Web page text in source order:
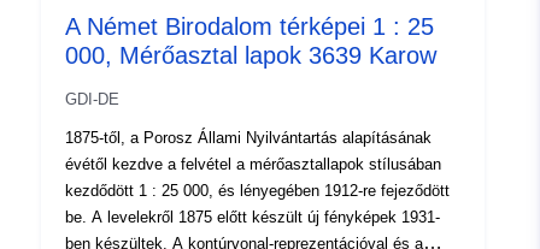
legnagyobb léptékű topográfiai térképmunkát képezték,
és így a későbbi léptékek alapját képezték. A
egyszínű, ritkábban többszínű nyomatokként szállítják
őket.
A Német Birodalom térképei 1 : 25
000, Mérőasztal lapok 3639 Karow
GDI-DE
1875-től, a Porosz Állami Nyilvántartás alapításának
évétől kezdve a felvétel a mérőasztallapok stílusában
kezdődött 1 : 25 000, és lényegében 1912-re fejeződött
be. A levelekről 1875 előtt készült új fényképek 1931-
ben készültek. A kontúrvonal-reprezentációval és a